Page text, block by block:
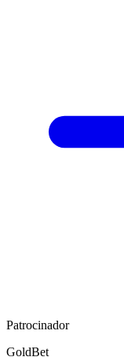
Patrocinador
GoldBet